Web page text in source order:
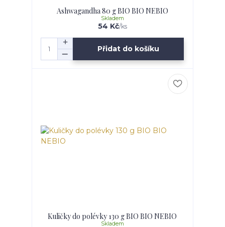
Ashwagandha 80 g BIO BIO NEBIO
54 Kč/ks
Skladem
Přidat do košíku
Kuličky do polévky 130 g BIO BIO NEBIO
Skladem